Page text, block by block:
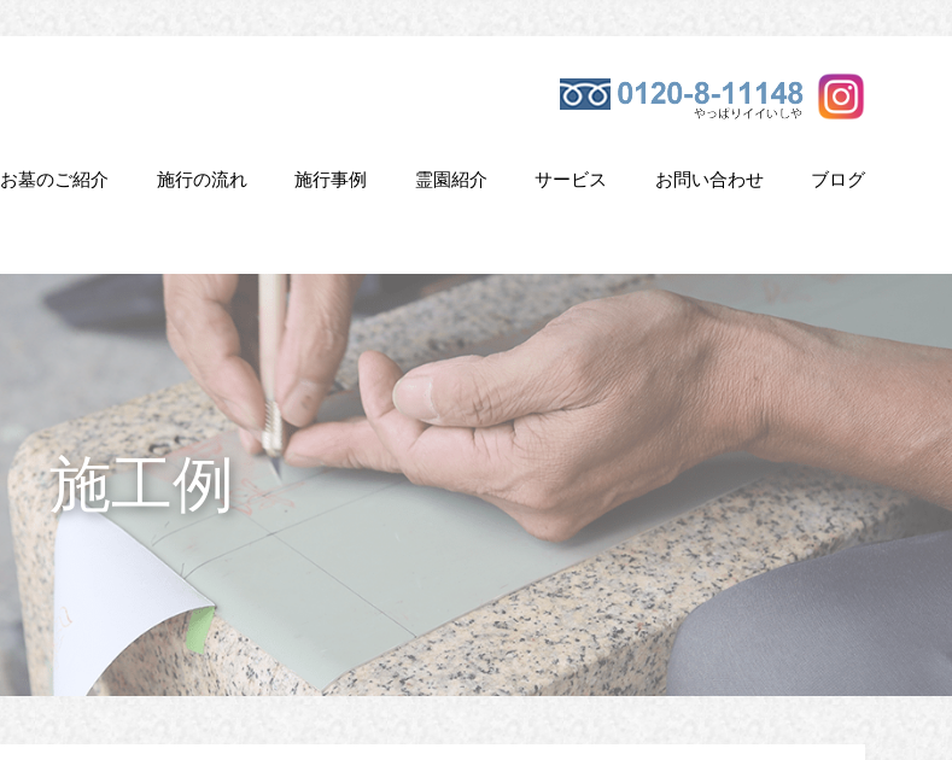
お墓のご紹介 施行の流れ 施行事例 霊園紹介 サービス お問い合わせ ブログ
施工例